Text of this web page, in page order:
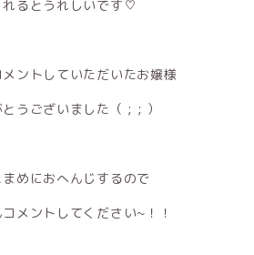
るとうれしいです♡
ントしていただいたお嬢様
うございました（ ; ; ）
めにおへんじするので
メントしてください~！！